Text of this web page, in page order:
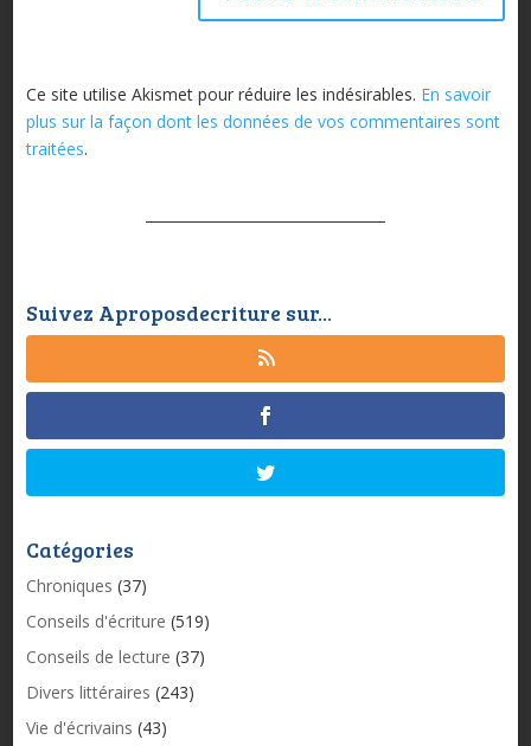
Ce site utilise Akismet pour réduire les indésirables. En savoir
plus sur la façon dont les données de vos commentaires sont
traitées.
Suivez Aproposdecriture sur...
Catégories
Chroniques (37)
Conseils d'écriture (519)
Conseils de lecture (37)
Divers littéraires (243)
Vie d'écrivains (43)